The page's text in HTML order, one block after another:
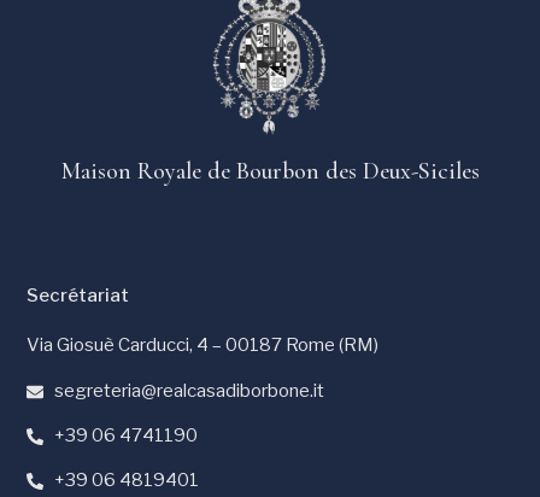
Maison Royale de Bourbon des Deux-Siciles
Secrétariat
Via Giosuè Carducci, 4 – 00187 Rome (RM)
segreteria@realcasadiborbone.it
+39 06 4741190
+39 06 4819401